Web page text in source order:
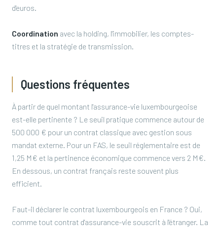
d'euros.
Coordination avec la holding, l'immobilier, les comptes-
titres et la stratégie de transmission.
Questions fréquentes
À partir de quel montant l'assurance-vie luxembourgeoise
est-elle pertinente ? Le seuil pratique commence autour de
500 000 € pour un contrat classique avec gestion sous
mandat externe. Pour un FAS, le seuil réglementaire est de
1,25 M€ et la pertinence économique commence vers 2 M€.
En dessous, un contrat français reste souvent plus
efficient.
Faut-il déclarer le contrat luxembourgeois en France ? Oui,
comme tout contrat d'assurance-vie souscrit à l'étranger. La